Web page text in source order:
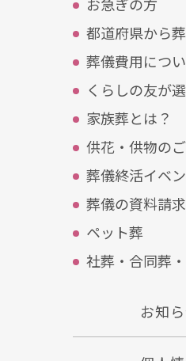
都道府県から
葬儀費⽤につ
くらしの友が
家族葬とは？
供花・供物の
葬儀終活イベ
葬儀の資料請
ペット葬
社葬・合同葬
お